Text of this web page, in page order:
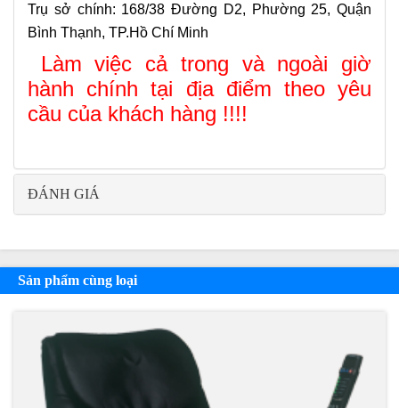
Trụ sở chính: 168/38 Đường D2, Phường 25, Quận
Bình Thạnh, TP.Hồ Chí Minh
Làm việc cả trong và ngoài giờ
hành chính tại địa điểm theo yêu
cầu của khách hàng !!!!
ĐÁNH GIÁ
Sản phẩm cùng loại